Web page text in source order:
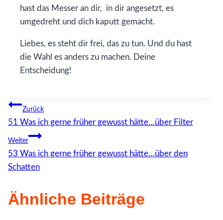
hast das Messer an dir, in dir angesetzt, es
umgedreht und dich kaputt gemacht.
Liebes, es steht dir frei, das zu tun. Und du hast
die Wahl es anders zu machen. Deine
Entscheidung!
Beitragsnavigation
Zurück
51 Was ich gerne früher gewusst hätte…über Filter
Weiter
53 Was ich gerne früher gewusst hätte…über den
Schatten
Ähnliche Beiträge